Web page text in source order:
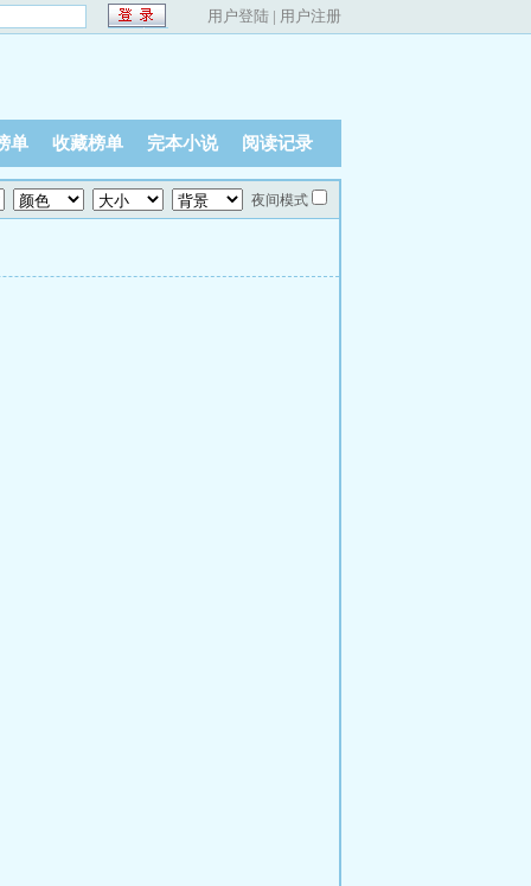
用户登陆 | 用户注册
单 收藏榜单 完本小说 阅读记录
夜间模式